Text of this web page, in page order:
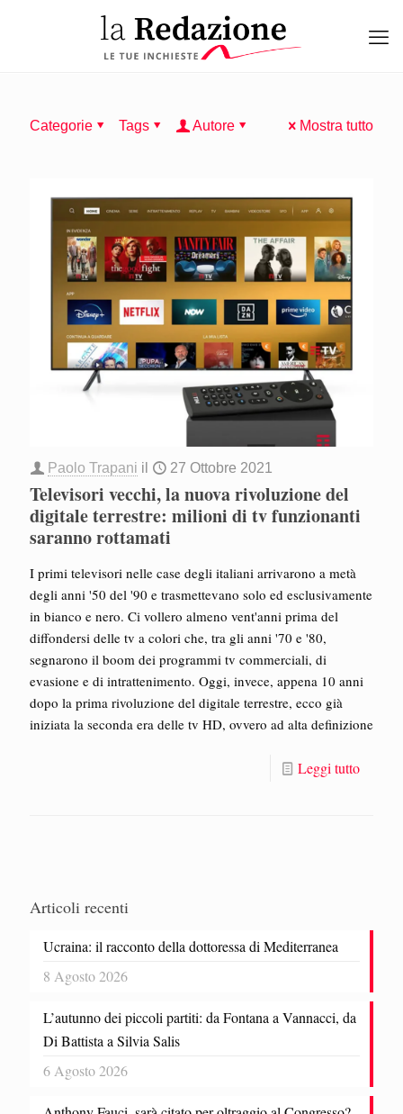
Categorie Tags Autore Mostra tutto
Paolo Trapani il 27 Ottobre 2021
Televisori vecchi, la nuova rivoluzione del
digitale terrestre: milioni di tv funzionanti
saranno rottamati
I primi televisori nelle case degli italiani arrivarono a metà
degli anni '50 del '90 e trasmettevano solo ed esclusivamente
in bianco e nero. Ci vollero almeno vent'anni prima del
diffondersi delle tv a colori che, tra gli anni '70 e '80,
segnarono il boom dei programmi tv commerciali, di
evasione e di intrattenimento. Oggi, invece, appena 10 anni
dopo la prima rivoluzione del digitale terrestre, ecco già
iniziata la seconda era delle tv HD, ovvero ad alta definizione
Leggi tutto
Articoli recenti
Ucraina: il racconto della dottoressa di Mediterranea
8 Agosto 2026
L’autunno dei piccoli partiti: da Fontana a Vannacci, da
Di Battista a Silvia Salis
6 Agosto 2026